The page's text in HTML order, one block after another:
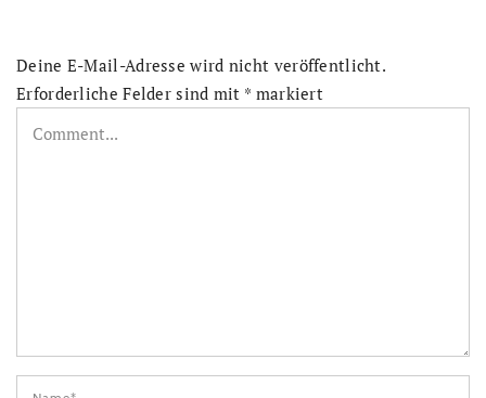
Deine E-Mail-Adresse wird nicht veröffentlicht.
Erforderliche Felder sind mit * markiert